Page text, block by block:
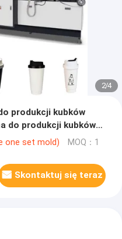
2/4
produkcji kubków
do produkcji kubków
one set mold) MOQ：1
Skontaktuj się teraz